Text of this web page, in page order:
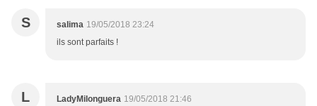
S salima 19/05/2018 23:24
ils sont parfaits !
L LadyMilonguera 19/05/2018 21:46